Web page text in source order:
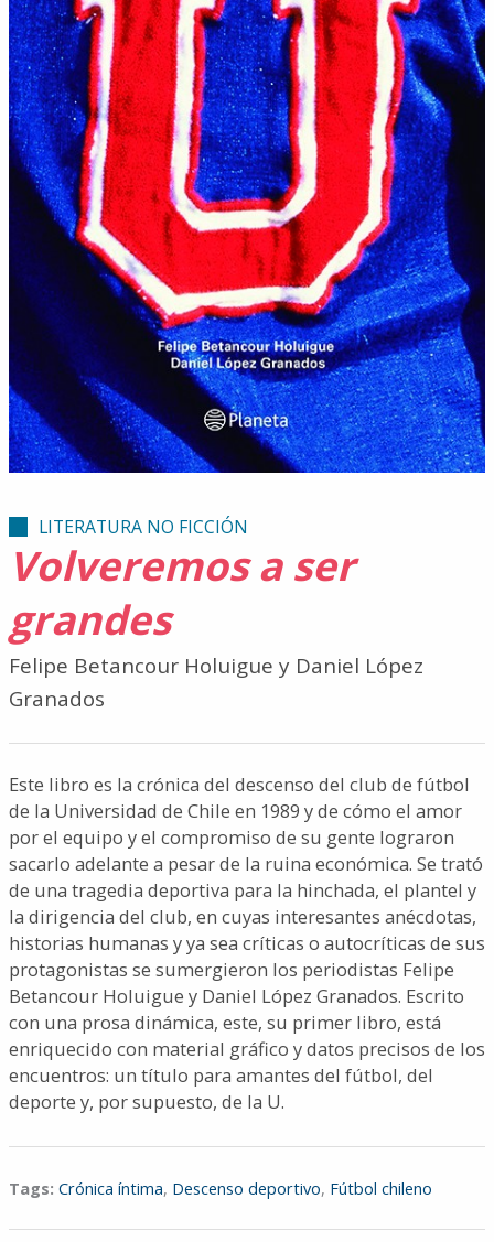
LITERATURA NO FICCIÓN
Volveremos a ser
grandes
Felipe Betancour Holuigue y Daniel López
Granados
Este libro es la crónica del descenso del club de fútbol
de la Universidad de Chile en 1989 y de cómo el amor
por el equipo y el compromiso de su gente lograron
sacarlo adelante a pesar de la ruina económica. Se trató
de una tragedia deportiva para la hinchada, el plantel y
la dirigencia del club, en cuyas interesantes anécdotas,
historias humanas y ya sea críticas o autocríticas de sus
protagonistas se sumergieron los periodistas Felipe
Betancour Holuigue y Daniel López Granados. Escrito
con una prosa dinámica, este, su primer libro, está
enriquecido con material gráfico y datos precisos de los
encuentros: un título para amantes del fútbol, del
deporte y, por supuesto, de la U.
Tags: Crónica íntima, Descenso deportivo, Fútbol chileno